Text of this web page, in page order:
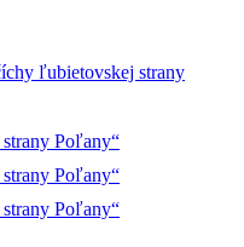
ľubietovskej strany